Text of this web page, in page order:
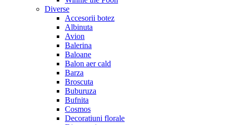
Diverse
Accesorii botez
Albinuta
Avion
Balerina
Baloane
Balon aer cald
Barza
Broscuta
Buburuza
Bufnita
Cosmos
Decoratiuni florale